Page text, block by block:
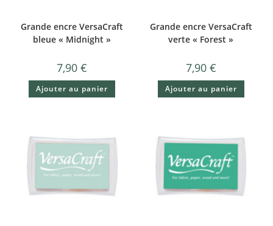
Grande encre VersaCraft
bleue « Midnight »
7,90€
Ajouter au panier
Grande encre VersaCraft
verte « Forest »
7,90 €
Ajouter au panier